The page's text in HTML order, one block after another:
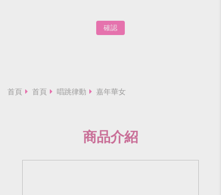
確認
首頁 首頁 唱跳律動 嘉年華女
商品介紹